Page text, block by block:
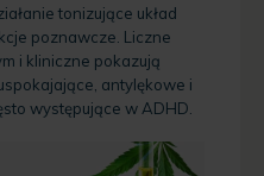
tonizujące układ
poznawcze. Liczne
i kliniczne pokazują
antylękowe i
występujące w ADHD.